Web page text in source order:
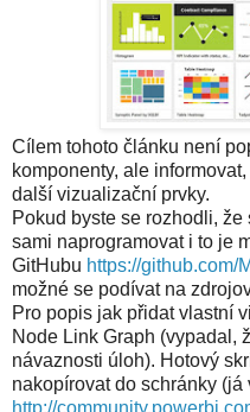
Cílem tohoto článku není
komponenty, ale
další vizualizační prvky.
Pokud byste se rozhodli,
sami naprogramovat i to je
GitHubu https://github.com/
možné se podívat na
Pro popis jak přidat vlastní
Node Link Graph (vypadal,
návaznosti úloh). Hotový
nakopírovat do schránky (já
http://